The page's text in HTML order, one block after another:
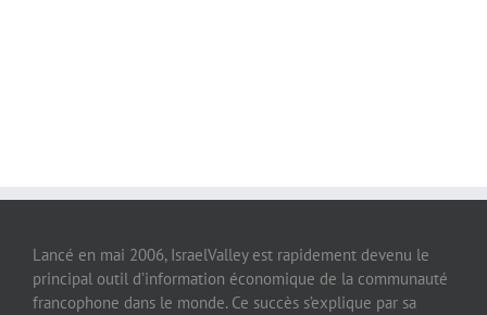
Lancé en mai 2006, IsraelValley est rapidement devenu le
principal outil d’information économique de la communauté
francophone dans le monde. Ce succès s’explique par sa